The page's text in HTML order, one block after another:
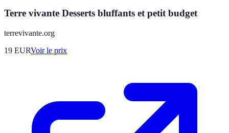
Terre vivante Desserts bluffants et petit budget
terrevivante.org
19 EURVoir le prix